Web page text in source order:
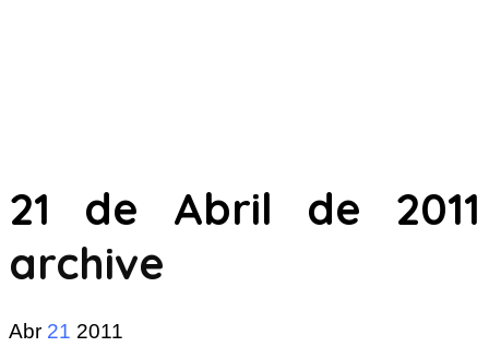
21 de Abril de 2011
archive
Abr 21 2011